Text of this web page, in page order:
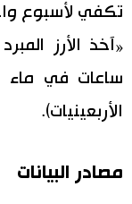
تكفي لأسبوع
«آخذ الأرز
ساعات في ماء
الأربعينيات).
مصادر البيانات